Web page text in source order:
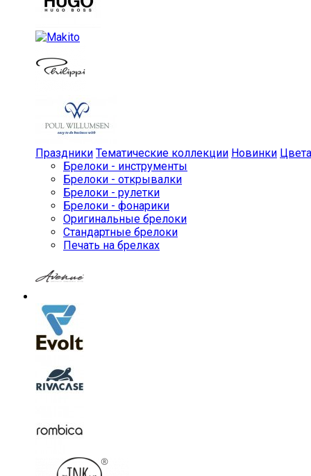
Праздники Тематические коллекции Новинки Цвета
Брелоки - инструменты
Брелоки - открывалки
Брелоки - рулетки
Брелоки - фонарики
Оригинальные брелоки
Стандартные брелоки
Печать на брелках